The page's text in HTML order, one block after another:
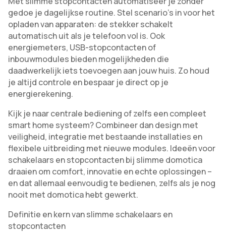
gedoe je dagelijkse routine. Stel scenario’s in voor het
opladen van apparaten: de stekker schakelt
automatisch uit als je telefoon vol is. Ook
energiemeters, USB-stopcontacten of
inbouwmodules bieden mogelijkheden die
daadwerkelijk iets toevoegen aan jouw huis. Zo houd
je altijd controle en bespaar je direct op je
energierekening.
Kijk je naar centrale bediening of zelfs een compleet
smart home systeem? Combineer dan design met
veiligheid, integratie met bestaande installaties en
flexibele uitbreiding met nieuwe modules. Ideeën voor
schakelaars en stopcontacten bij slimme domotica
draaien om comfort, innovatie en echte oplossingen –
en dat allemaal eenvoudig te bedienen, zelfs als je nog
nooit met domotica hebt gewerkt.
Definitie en kern van slimme schakelaars en
stopcontacten